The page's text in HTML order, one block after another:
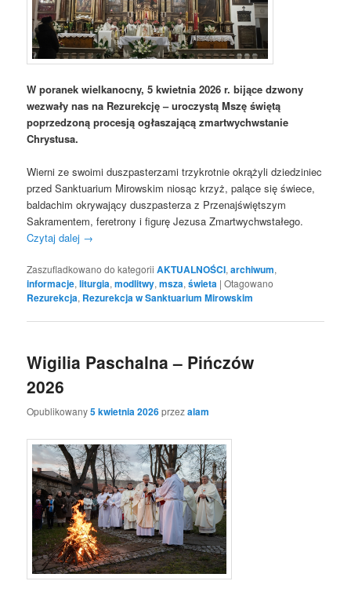
W poranek wielkanocny, 5 kwietnia 2026 r. bijące dzwony
wezwały nas na Rezurekcję – uroczystą Mszę świętą
poprzedzoną procesją ogłaszającą zmartwychwstanie
Chrystusa.
Wierni ze swoimi duszpasterzami trzykrotnie okrążyli dziedziniec
przed Sanktuarium Mirowskim niosąc krzyż, palące się świece,
baldachim okrywający duszpasterza z Przenajświętszym
Sakramentem, feretrony i figurę Jezusa Zmartwychwstałego.
Czytaj dalej →
Zaszufladkowano do kategorii AKTUALNOŚCI,archiwum,
informacje,liturgia,modlitwy,msza,świeta |Otagowano
Rezurekcja, Rezurekcja w Sanktuarium Mirowskim
Wigilia Paschalna – Pińczów
2026
Opublikowany5 kwietnia 2026przezalam